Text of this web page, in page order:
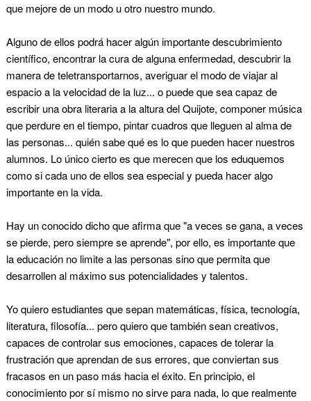
que mejore de un modo u otro nuestro mundo.
Alguno de ellos podrá hacer algún importante descubrimiento
científico, encontrar la cura de alguna enfermedad, descubrir la
manera de teletransportarnos, averiguar el modo de viajar al
espacio a la velocidad de la luz... o puede que sea capaz de
escribir una obra literaria a la altura del Quijote, componer música
que perdure en el tiempo, pintar cuadros que lleguen al alma de
las personas... quién sabe qué es lo que pueden hacer nuestros
alumnos. Lo único cierto es que merecen que los eduquemos
como si cada uno de ellos sea especial y pueda hacer algo
importante en la vida.
Hay un conocido dicho que afirma que "a veces se gana, a veces
se pierde, pero siempre se aprende", por ello, es importante que
la educación no limite a las personas sino que permita que
desarrollen al máximo sus potencialidades y talentos.
Yo quiero estudiantes que sepan matemáticas, física, tecnología,
literatura, filosofía... pero quiero que también sean creativos,
capaces de controlar sus emociones, capaces de tolerar la
frustración que aprendan de sus errores, que conviertan sus
fracasos en un paso más hacia el éxito. En principio, el
conocimiento por sí mismo no sirve para nada, lo que realmente